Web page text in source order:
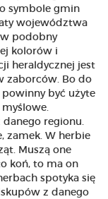
symbole gmin
województwa
podobny
kolorów i
heraldycznej jest
zaborców. Bo do
być użyte
danego regionu.
zamek. W herbie
Muszą one
koń, to ma on
spotyka się
z danego